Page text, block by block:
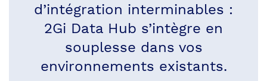
d’intégration interminables :
2Gi Data Hub s’intègre en
souplesse dans vos
environnements existants.